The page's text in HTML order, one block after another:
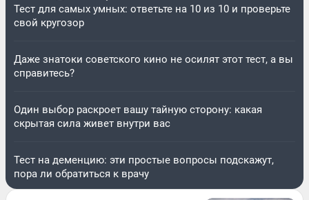
Тест для самых умных: ответьте на 10 из 10 и проверьте
свой кругозор
Даже знатоки советского кино не осилят этот тест, а вы
справитесь?
Один выбор раскроет вашу тайную сторону: какая
скрытая сила живет внутри вас
Тест на деменцию: эти простые вопросы подскажут,
пора ли обратиться к врачу